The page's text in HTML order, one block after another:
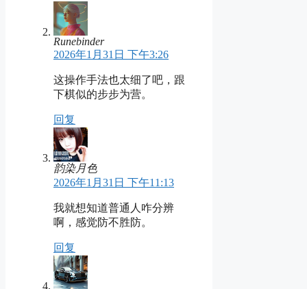
Runebinder
2026年1月31日 下午3:26
这操作手法也太细了吧，跟
下棋似的步步为营。
回复
韵染月色
2026年1月31日 下午11:13
我就想知道普通人咋分辨
啊，感觉防不胜防。
回复